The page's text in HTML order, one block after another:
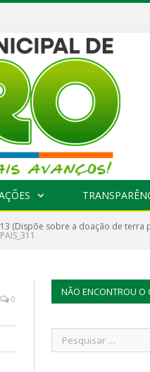
(Dispõe sobre a doação de
0
NÃO ENCONTROU O